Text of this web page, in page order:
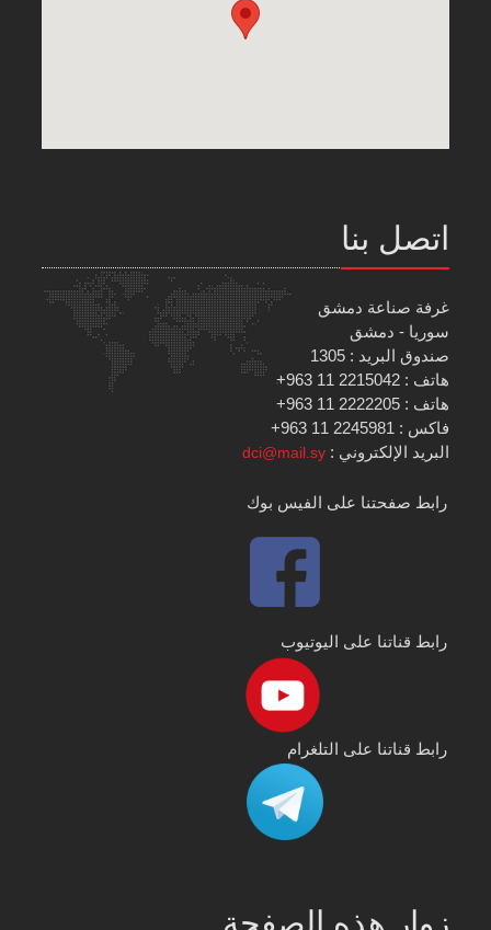
اتصل بنا
غرفة صناعة دمشق
سوريا - دمشق
صندوق البريد : 1305
هاتف : 2215042 11 963+
هاتف : 2222205 11 963+
فاكس : 2245981 11 963+
البريد الإلكتروني :dci@mail.sy
رابط صفحتنا على الفيس بوك
رابط قناتنا على اليوتيوب
رابط قناتنا على التلغرام